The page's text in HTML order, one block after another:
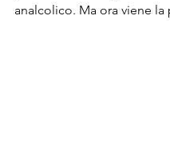
analcolico. Ma ora viene la